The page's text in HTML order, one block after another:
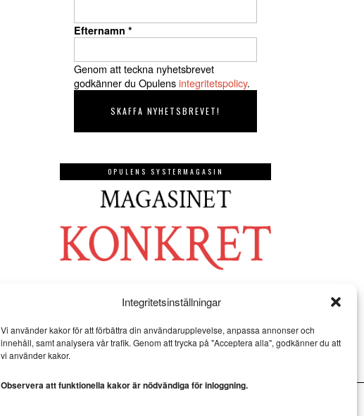
Integritetsinställningar
Vi använder kakor för att förbättra din användarupplevelse, anpassa annonser och
innehåll, samt analysera vår trafik. Genom att trycka på "Acceptera alla", godkänner du att
vi använder kakor.
Observera att funktionella kakor är nödvändiga för inloggning.
Efternamn *
Genom att teckna nyhetsbrevet
godkänner du Opulensintegritetspolicy.
OPULENS SYSTERMAGASIN